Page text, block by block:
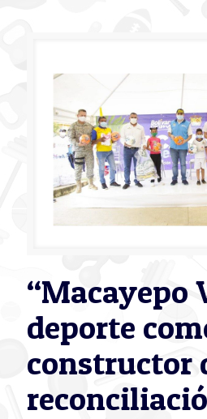
“Macayepo
deporte
constructor